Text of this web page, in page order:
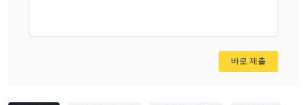
바로 제출